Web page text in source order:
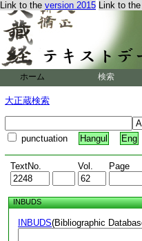
Link to the version 2015 Link to the
ホーム 検索
大正蔵検索
punctuation Hangul Eng
TextNo. Vol. Page
INBUDS
INBUDS(Bibliographic